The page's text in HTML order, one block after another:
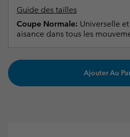
Guide des tailles
Coupe Normale: Universelle
aisance dans tous les
Ajouter Au